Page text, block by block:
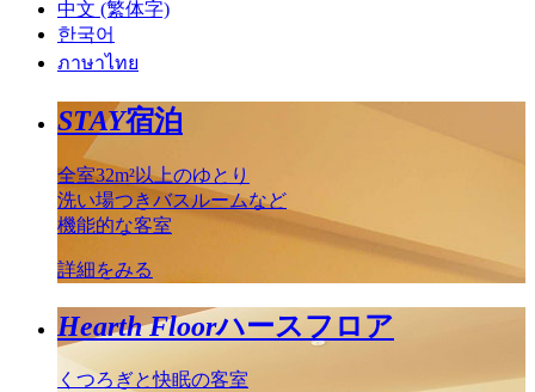
中文 (繁体字)
한국어
ภาษาไทย
STAY宿泊
全室32m²以上のゆとり
洗い場つきバスルームなど
機能的な客室
詳細をみる
Hearth Floorハースフロア
くつろぎと快眠の客室